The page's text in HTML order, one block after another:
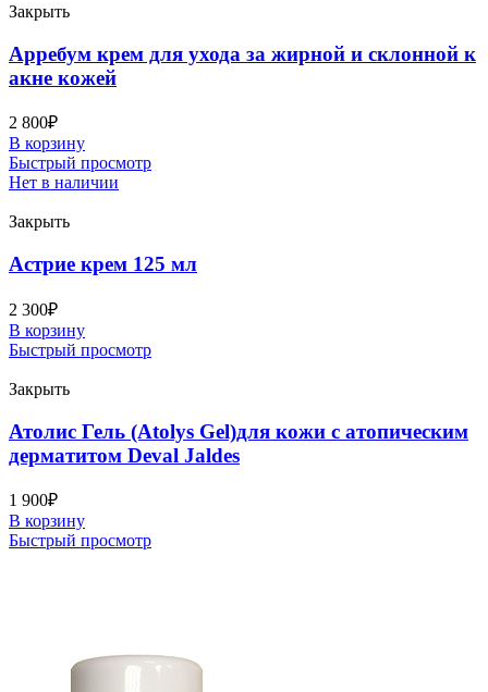
Закрыть
Арребум крем для ухода за жирной и склонной к
акне кожей
2 800₽
В корзину
Быстрый просмотр
Нет в наличии
Закрыть
Астрие крем 125 мл
2 300₽
В корзину
Быстрый просмотр
Закрыть
Атолис Гель (Atolys Gel)для кожи с атопическим
дерматитом Deval Jaldes
1 900₽
В корзину
Быстрый просмотр